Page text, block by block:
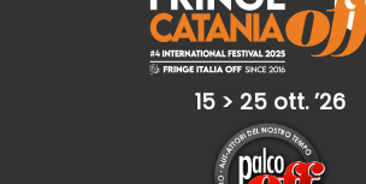
15 > 25 ott. ’26